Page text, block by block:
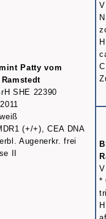
Patty vom
SHE 22390
(+/+), CEA DNA
Augenerkr. frei
II
*